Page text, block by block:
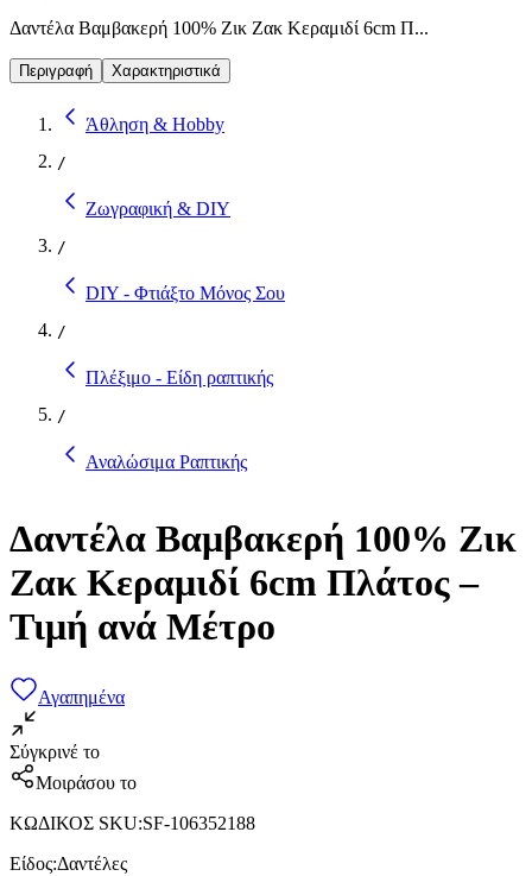
Δαντέλα Βαμβακερή 100% Ζικ Ζακ Κεραμιδί 6cm Π...
Περιγραφή Χαρακτηριστικά
Άθληση & Hobby
/
Ζωγραφική & DIY
/
DIY - Φτιάξτο Μόνος Σου
/
Πλέξιμο - Είδη ραπτικής
/
Αναλώσιμα Ραπτικής
Δαντέλα Βαμβακερή 100% Ζικ
Ζακ Κεραμιδί 6cm Πλάτος –
Τιμή ανά Μέτρο
Αγαπημένα
Σύγκρινέ το
Μοιράσου το
ΚΩΔΙΚΟΣ SKU:SF-106352188
Είδος:Δαντέλες